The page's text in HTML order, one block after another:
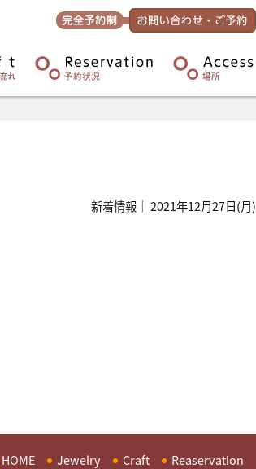
新着情報｜ 2021年12月27日(月)
HOME Jewelry Craft
Reaservation